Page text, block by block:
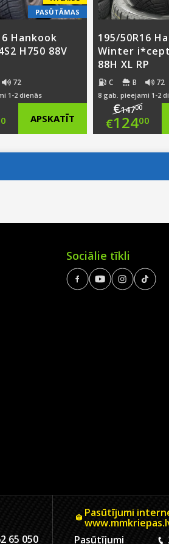
PASŪTĀMAS
Hankook
H750 88V
72
1-2 dienās
APSKATĪT
195/50R16
Winter i*cept
88H XL RP
C B 72
8 gab. pieejami 1-2
€14700
€12400
Sociālie tīkli
65 050
Pasūtījumi
Pasūtījumi